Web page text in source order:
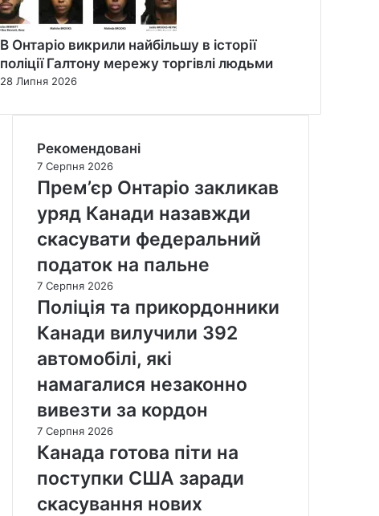
В Онтаріо викрили найбільшу в історії
поліції Галтону мережу торгівлі людьми
28 Липня 2026
Рекомендовані
7 Серпня 2026
Прем’єр Онтаріо закликав
уряд Канади назавжди
скасувати федеральний
податок на пальне
7 Серпня 2026
Поліція та прикордонники
Канади вилучили 392
автомобілі, які
намагалися незаконно
вивезти за кордон
7 Серпня 2026
Канада готова піти на
поступки США заради
скасування нових